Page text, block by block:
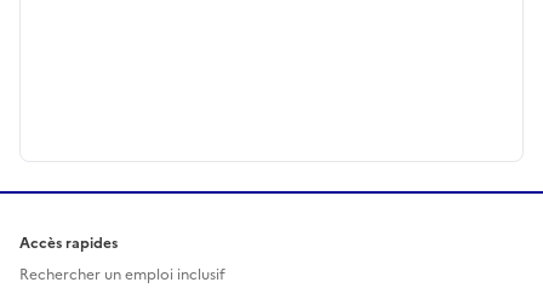
Accès rapides
Rechercher un emploi inclusif